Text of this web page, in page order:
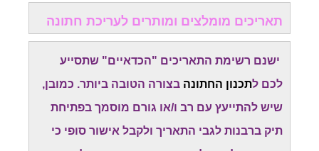
תאריכים מומלצים ומותרים לעריכת חתונה
ישנם רשימת התאריכים "הכדאיים" שתסייע
לכם לתכנון החתונה בצורה הטובה ביותר. כמובן,
שיש להתייעץ עם רב ו/או גורם מוסמך בפתיחת
תיק ברבנות לגבי התאריך ולקבל אישור סופי כי